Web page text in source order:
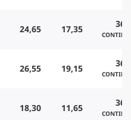
24,65 17,35 360
26,55 19,15 360
18,30 11,65 360